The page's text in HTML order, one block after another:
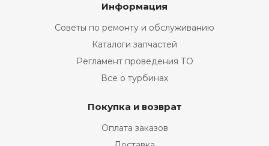
Информация
Советы по ремонту и обслуживанию
Каталоги запчастей
Регламент проведения ТО
Все о турбинах
Покупка и возврат
Оплата заказов